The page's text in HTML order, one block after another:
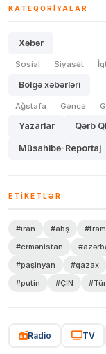
KATEQORIYALAR
Xəbər
Sosial Siyasət
Bölgə xəbərləri
Ağstafa Gəncə
Yazarlar Qərb
Müsahibə-Reportaj
ETIKETLƏR
#iran #abş
#ermənistan
#paşinyan
#qazax
#putin
#ÇİN
Radio TV